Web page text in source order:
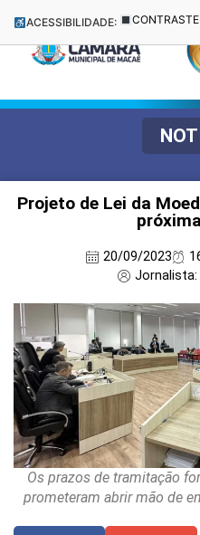
ACESSIBILIDADE: CONTRASTE
Projeto de Lei da
20/09/2023
Jornalista:
Os prazos de tramitação
prometeram abrir mão de